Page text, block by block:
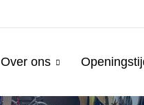
Ruim assortiment
Over ons